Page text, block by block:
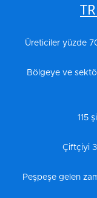
Üreticiler yüzde
Bölgeye ve
115
Çiftçiyi
Peşpeşe gelen